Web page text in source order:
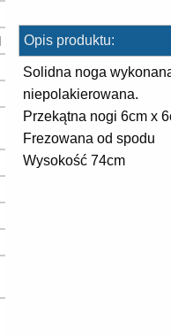
Opis produktu:
Solidna noga
niepolakierowana.
Przekątna nogi 6cm x
Frezowana od spodu
Wysokość 74cm